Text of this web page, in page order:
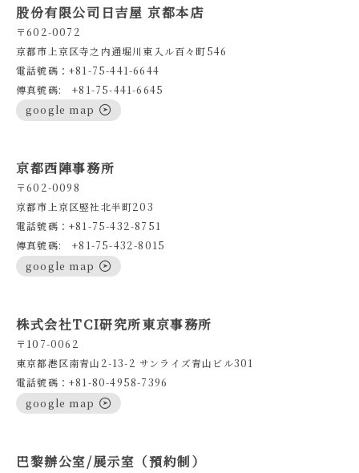
股份有限公司日吉屋 京都本店
〒602-0072
京都市上京区寺之内通堀川東入ル百々町546
電話號碼：+81-75-441-6644
傳真號碼: +81-75-441-6645
google map
京都西陣事務所
〒602-0098
京都市上京区竪社北半町203
電話號碼：+81-75-432-8751
傳真號碼: +81-75-432-8015
google map
株式会社TCI研究所東京事務所
〒107-0062
東京都港区南青山2-13-2 サンライズ青山ビル301
電話號碼：+81-80-4958-7396
google map
巴黎辦公室/展示室（預約制）